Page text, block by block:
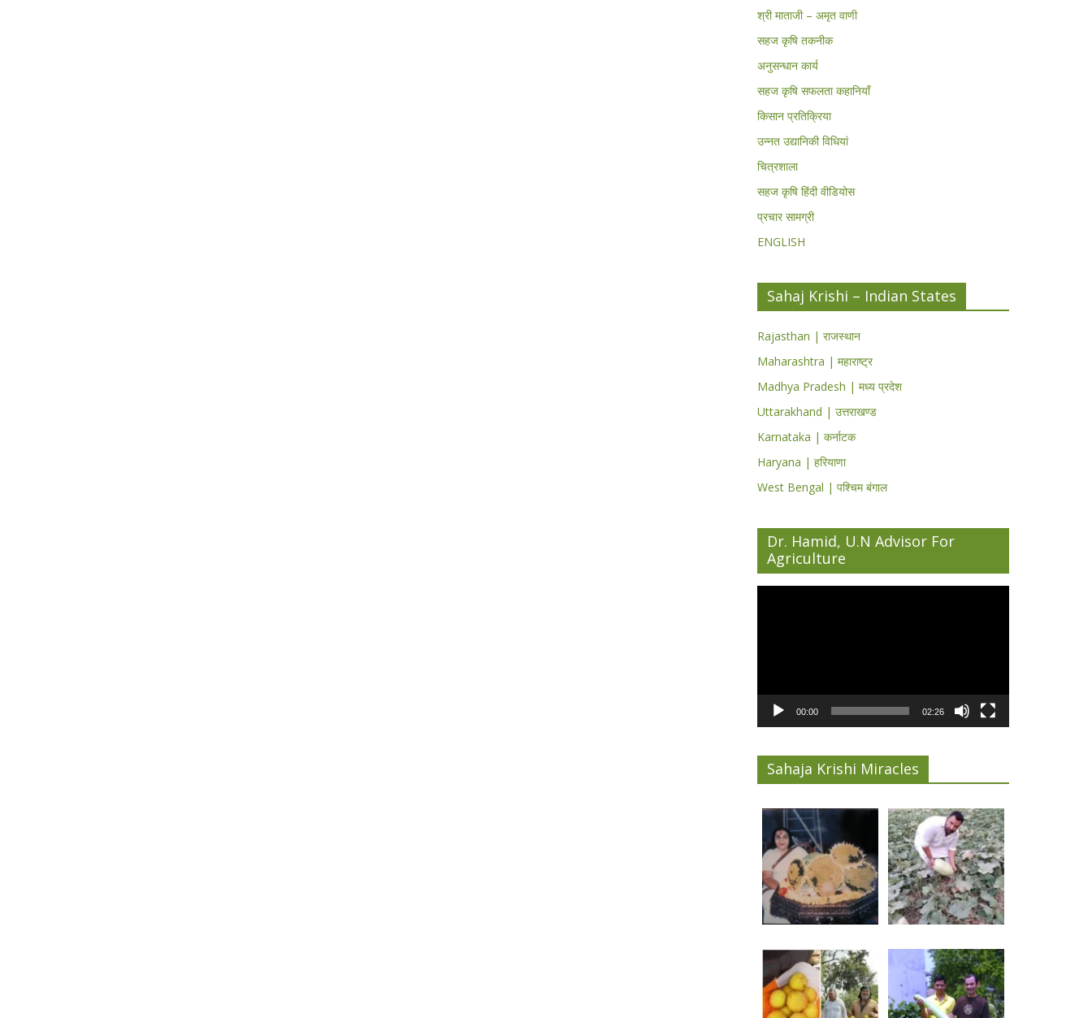
श्री माताजी – अमृत वाणी
सहज कृषि तकनीक
अनुसन्धान कार्य
सहज कृषि सफलता कहानियाँ
किसान प्रतिक्रिया
उन्नत उद्यानिकी विधियां
चित्रशाला
सहज कृषि हिंदी वीडियोस
प्रचार सामग्री
ENGLISH
Sahaj Krishi – Indian States
Rajasthan | राजस्थान
Maharashtra | महाराष्ट्र
Madhya Pradesh | मध्य प्रदेश
Uttarakhand | उत्तराखण्ड
Karnataka | कर्नाटक
Haryana | हरियाणा
West Bengal | पश्चिम बंगाल
Dr. Hamid, U.N Advisor For
Agriculture
00:00 02:26
Sahaja Krishi Miracles